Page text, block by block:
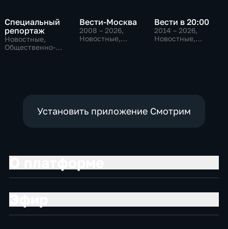
Специальный
репортаж
Новостные,
Общественно-
Вести-Москва
2008 – 2026,
Новостные,
Вести в 20:00
2014 – 2026,
Новостные,
Установить приложение Смотрим